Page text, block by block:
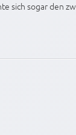
sich sogar den